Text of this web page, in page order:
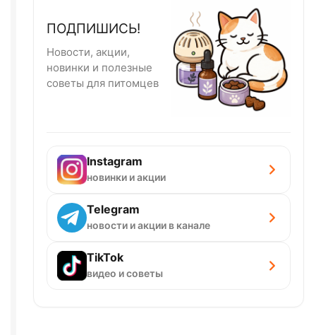
ПОДПИШИСЬ!
Новости, акции,
новинки и полезные
советы для питомцев
Instagram
новинки и акции
Telegram
новости и акции в канале
TikTok
видео и советы